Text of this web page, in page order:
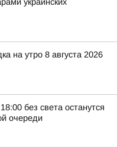
на утро 8 августа 2026
без света останутся
очереди